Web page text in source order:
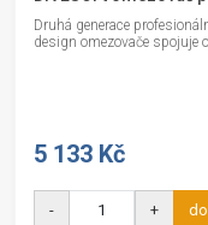
Druhá generace
design omezovače spojuje
5 133 Kč
- +